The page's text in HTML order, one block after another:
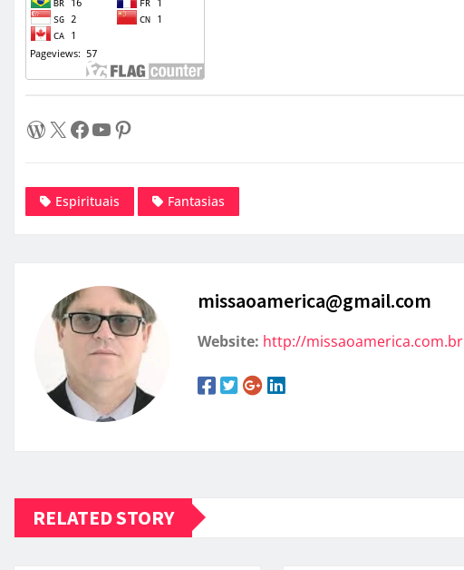
WordPress X Facebook Youtube Pinterest
Espirituais Fantasias
missaoamerica@gmail.com
Website: http://missaoamerica.com.br
RELATED STORY